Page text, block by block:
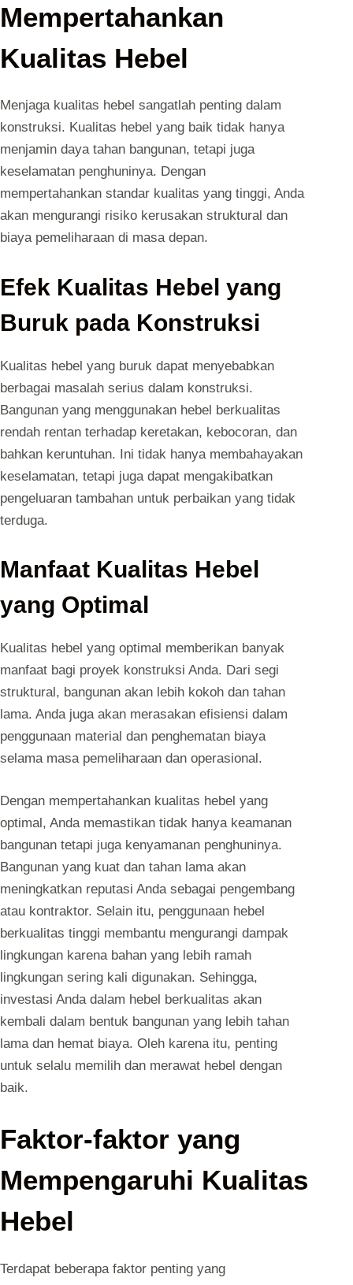
Mempertahankan
Kualitas Hebel
Menjaga kualitas hebel sangatlah penting dalam
konstruksi. Kualitas hebel yang baik tidak hanya
menjamin daya tahan bangunan, tetapi juga
keselamatan penghuninya. Dengan
mempertahankan standar kualitas yang tinggi, Anda
akan mengurangi risiko kerusakan struktural dan
biaya pemeliharaan di masa depan.
Efek Kualitas Hebel yang
Buruk pada Konstruksi
Kualitas hebel yang buruk dapat menyebabkan
berbagai masalah serius dalam konstruksi.
Bangunan yang menggunakan hebel berkualitas
rendah rentan terhadap keretakan, kebocoran, dan
bahkan keruntuhan. Ini tidak hanya membahayakan
keselamatan, tetapi juga dapat mengakibatkan
pengeluaran tambahan untuk perbaikan yang tidak
terduga.
Manfaat Kualitas Hebel
yang Optimal
Kualitas hebel yang optimal memberikan banyak
manfaat bagi proyek konstruksi Anda. Dari segi
struktural, bangunan akan lebih kokoh dan tahan
lama. Anda juga akan merasakan efisiensi dalam
penggunaan material dan penghematan biaya
selama masa pemeliharaan dan operasional.
Dengan mempertahankan kualitas hebel yang
optimal, Anda memastikan tidak hanya keamanan
bangunan tetapi juga kenyamanan penghuninya.
Bangunan yang kuat dan tahan lama akan
meningkatkan reputasi Anda sebagai pengembang
atau kontraktor. Selain itu, penggunaan hebel
berkualitas tinggi membantu mengurangi dampak
lingkungan karena bahan yang lebih ramah
lingkungan sering kali digunakan. Sehingga,
investasi Anda dalam hebel berkualitas akan
kembali dalam bentuk bangunan yang lebih tahan
lama dan hemat biaya. Oleh karena itu, penting
untuk selalu memilih dan merawat hebel dengan
baik.
Faktor-faktor yang
Mempengaruhi Kualitas
Hebel
Terdapat beberapa faktor penting yang